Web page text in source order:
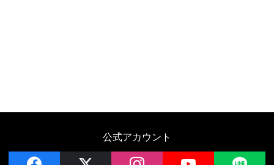
公式アカウント